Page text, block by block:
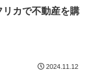
カで不動産を購
2024.11.12